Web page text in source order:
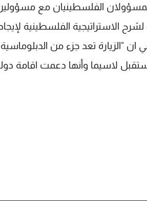
الفلسطينيان مع مسؤولين
الاستراتيجية الفلسطينية
"الزيارة تعد جزء من الدبلوماسية